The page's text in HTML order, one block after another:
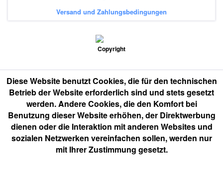
Versand und Zahlungsbedingungen
Diese Website benutzt Cookies, die für den technischen
Betrieb der Website erforderlich sind und stets gesetzt
werden. Andere Cookies, die den Komfort bei
Benutzung dieser Website erhöhen, der Direktwerbung
dienen oder die Interaktion mit anderen Websites und
sozialen Netzwerken vereinfachen sollen, werden nur
mit Ihrer Zustimmung gesetzt.